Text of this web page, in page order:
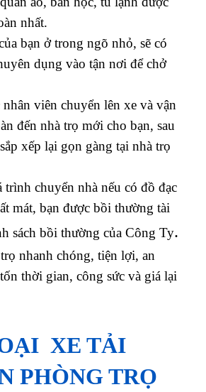
nhất.
bạn ở trong ngõ nhỏ, sẽ có
dụng vào tận nơi để chở
viên chuyển lên xe và vận
đến nhà trọ mới cho bạn, sau
xếp lại gọn gàng tại nhà trọ
trình chuyển nhà nếu có đồ đạc
mát, bạn được bồi thường tài
sách bồi thường của Công Ty.
nhanh chóng, tiện lợi, an
thời gian, công sức và giá lại
XE TẢI
PHÒNG TRỌ